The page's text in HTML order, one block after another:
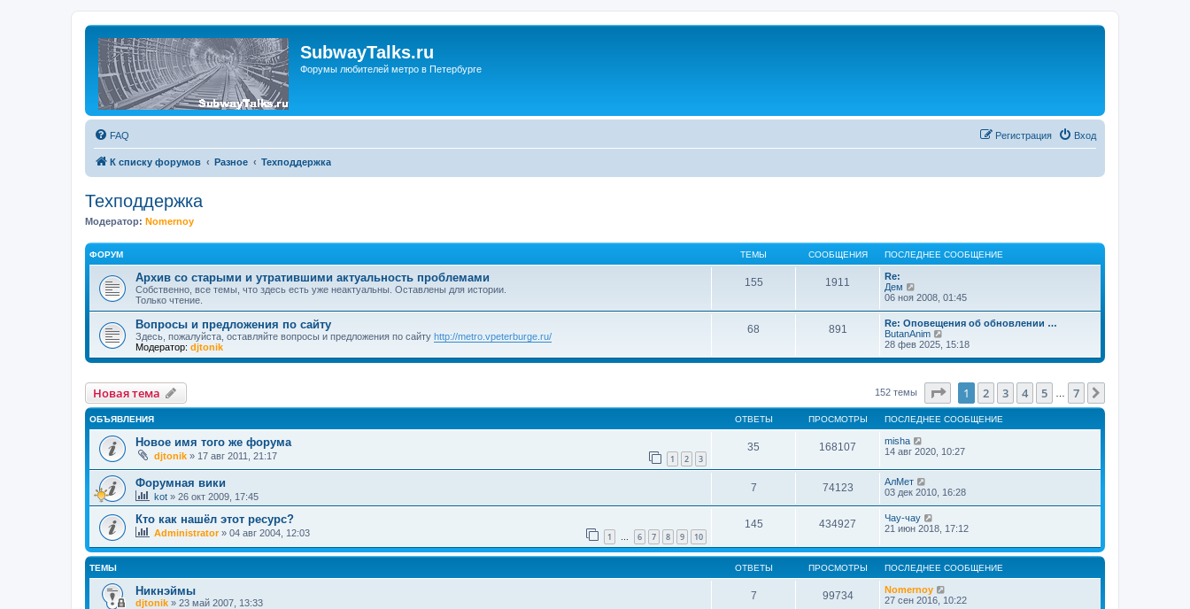
SubwayTalks.ru
Форумы любителей метро в Петербурге
FAQ Вход
Регистрация
К списку форумов Разное Техподдержка
Техподдержка
Модератор: Nomernoy
ФОРУМ ТЕМЫ СООБЩЕНИЯ ПОСЛЕДНЕЕ СООБЩЕНИЕ
Архив со старыми и утратившими актуальность проблемами
Собственно, все темы, что здесь есть уже неактуальны. Оставлены для истории.
Только чтение.
155 1911
Re:
Дем
е
й
т
и
к
с
д
е
м
с
о
о
б
щ
е
и
06 ноя 2008, 01:45
Вопросы и предложения по сайту
Здесь, пожалуйста, оставляйте вопросы и предложения по сайту http://metro.vpeterburge.ru/
Модератор: djtonik
68 891
Re: Оповещения об обновлении …
ButanAnim
е
е
т
и
к
п
о
л
д
е
с
о
о
б
щ
е
н
и
28 фев 2025, 15:18
Новая тема 152 темы Страница1 из
1 2 3 4 5 7
ОБЪЯВЛЕНИЯ ОТВЕТЫ ПРОСМОТРЫ ПОСЛЕДНЕЕ СООБЩЕНИЕ
Новое имя того же форума
djtonik » 17 авг 2011, 21:17 1 2 3
35 168107
misha
14 авг 2020, 10:27
Форумная вики
kot » 26 окт 2009, 17:45
7 74123
АлМет
03 дек 2010, 16:28
Кто как нашёл этот ресурс?
Administrator» 04 авг 2004, 12:03 1 … 6 7 8 9 10
145 434927
Чау-чау
21 июн 2018, 17:12
ТЕМЫ ОТВЕТЫ ПРОСМОТРЫ ПОСЛЕДНЕЕ СООБЩЕНИЕ
Никнэймы
djtonik » 23 май 2007, 13:33
7 99734
Nomernoy
27 сен 2016, 10:22